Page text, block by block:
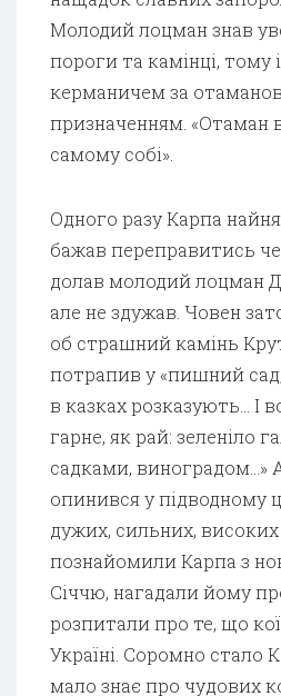
Молодий лоцман знав
пороги та камінці, тому
керманичем за
призначенням. «Отаман
самому собі».
Одного разу Карпа
бажав переправитись
долав молодий лоцман
але не здужав. Човен
об страшний камінь
потрапив у «пишний
в казках розказують… І
гарне, як рай: зеленіло
садками, виноградом…»
опинився у підводному
дужих, сильних,
познайомили Карпа з
Січчю, нагадали йому
розпитали про те, що
Україні. Соромно стало
мало знає про чудових